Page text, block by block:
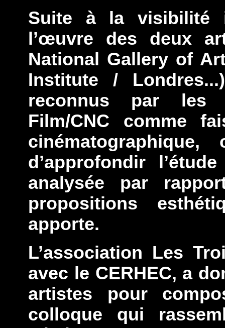
Suite à la visibilité
l’œuvre des deux
National Gallery of
Institute /
reconnus par les
Film/CNC comme
d’approfondir
analysée par
propositions
apporte.
L’association Les
avec le CERHEC, a
artistes pour
colloque qui